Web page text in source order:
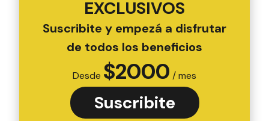
EXCLUSIVOS
Suscribite y empezá a disfrutar
de todos los beneficios
Desde $2000 / mes
Suscribite